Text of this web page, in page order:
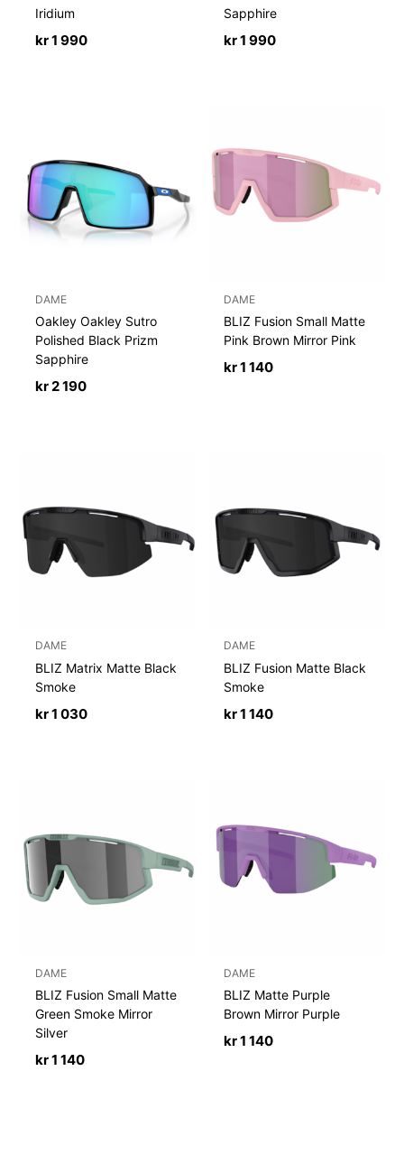
Iridium
kr1 990
Sapphire
kr1 990
DAME
Oakley Oakley Sutro
Polished Black Prizm
Sapphire
kr2 190
DAME
BLIZ Fusion Small Matte
Pink Brown Mirror Pink
kr1 140
DAME
BLIZ Matrix Matte Black
Smoke
kr1 030
DAME
BLIZ Fusion Matte Black
Smoke
kr1 140
DAME
BLIZ Fusion Small Matte
Green Smoke Mirror
Silver
kr1 140
DAME
BLIZ Matte Purple
Brown Mirror Purple
kr1 140